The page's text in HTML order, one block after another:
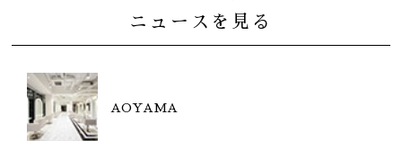
ニュースを見る
AOYAMA